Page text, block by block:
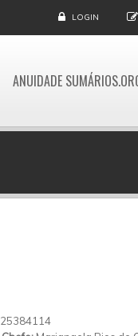
LOGIN
ANUIDADE
25384114